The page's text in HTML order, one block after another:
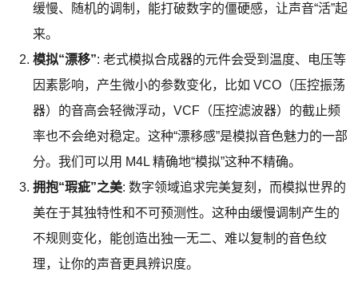
缓慢、随机的调制，能打破数字的僵硬感，让声音“活”起
来。
模拟“漂移”: 老式模拟合成器的元件会受到温度、电压等
因素影响，产生微小的参数变化，比如 VCO（压控振荡
器）的音高会轻微浮动，VCF（压控滤波器）的截止频
率也不会绝对稳定。这种“漂移感”是模拟音色魅力的一部
分。我们可以用 M4L 精确地“模拟”这种不精确。
拥抱“瑕疵”之美: 数字领域追求完美复刻，而模拟世界的
美在于其独特性和不可预测性。这种由缓慢调制产生的
不规则变化，能创造出独一无二、难以复制的音色纹
理，让你的声音更具辨识度。